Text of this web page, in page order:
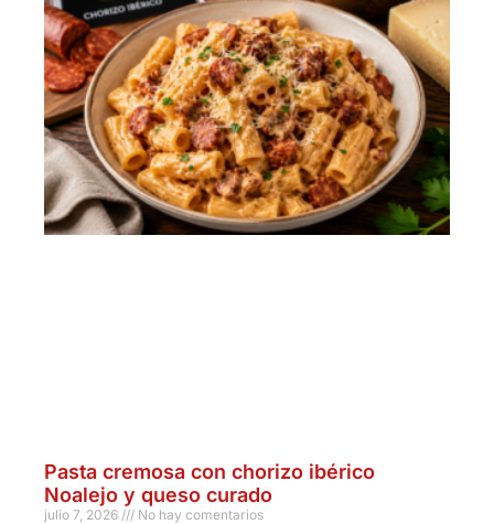
Pasta cremosa con chorizo ibérico
Noalejo y queso curado
julio 7, 2026 No hay comentarios